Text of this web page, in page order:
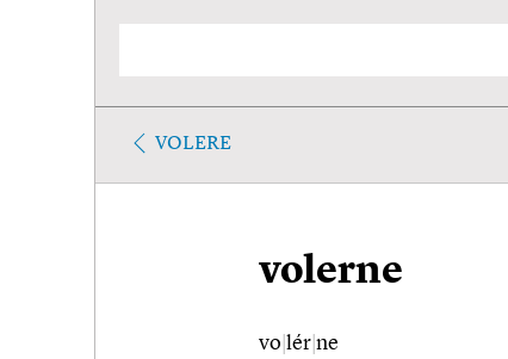
VOLERE
volerne
vo lér ne